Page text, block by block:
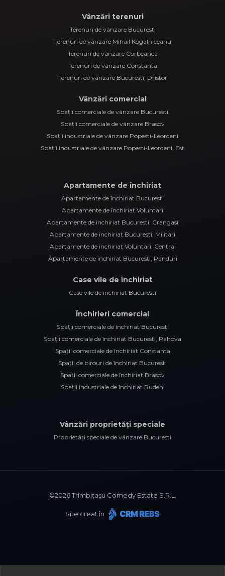
Vânzări terenuri
Terenuri de vânzare Bucuresti
Terenuri de vânzare Mihail Kogalniceanu
Terenuri de vânzare Corbeanca
Terenuri de vânzare Constanta
Terenuri de vânzare Bucuresti, Dristor
Vânzări comercial
Spații comerciale de vânzare Bucuresti
Spații comerciale de vânzare Brasov
Spații industriale de vânzare Popesti-Leordeni
Spații industriale de vânzare Popesti-Leordeni, Est
Apartamente de închiriat
Apartamente de închiriat Bucuresti
Apartamente de închiriat Voluntari
Apartamente de închiriat Bucuresti, Crangasi
Apartamente de închiriat Bucuresti, Militari
Apartamente de închiriat Voluntari, Central
Apartamente de închiriat Bucuresti, Panduri
Case vile de închiriat
Case vile de închiriat Bucuresti
Închirieri comercial
Spații comerciale de închiriat Bucuresti
Spații comerciale de închiriat Bucuresti, Rahova
Spații comerciale de închiriat Constanta
Spații de birouri de închiriat Bucuresti
Spații comerciale de închiriat Brasov
Spații industriale de închiriat Rudeni
Vânzări proprietăți speciale
Proprietăți speciale de vânzare Bucuresti
©2026Trîmbițașu Comedy Estate S.R.L.
Site creat în